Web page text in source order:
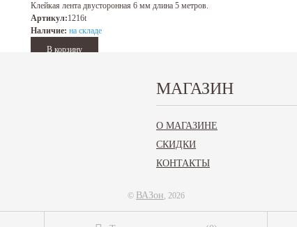
Клейкая лента двусторонная 6 мм длина 5 метров.
Артикул:1216t
Наличие: на складе
Скотч двусторонний 30 мм х 5 м ABRO
Клейкая лента двусторонная 30 мм длина 5 метров.
МАГАЗИН
О МАГАЗИНЕ
СКИДКИ
КОНТАКТЫ
© ВАЗон, 2026